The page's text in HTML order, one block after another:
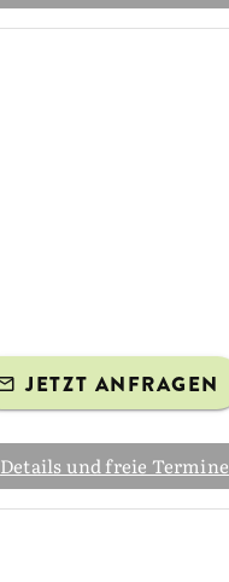
JETZT ANFRAGEN
Details und freie Termine